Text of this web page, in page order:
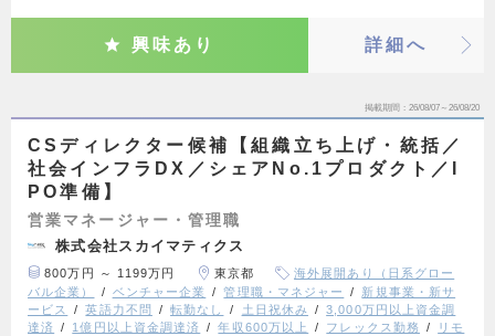
興味あり 詳細へ
掲載期間 26/08/07～26/08/20
CSディレクター候補【組織立ち上げ・統括／
社会インフラDX／シェアNo.1プロダクト／I
PO準備】
営業マネージャー・管理職
株式会社スカイマティクス
800万円 ～ 1199万円 東京都
海外展開あり（日系グロー
バル企業）
ベンチャー企業 管理職・マネジャー
新規事業・新サ
ービス
英語力不問 転勤なし 土日祝休み
3,000万円以上資金調
達済
1億円以上資金調達済 年収600万以上 フレックス勤務
リモ